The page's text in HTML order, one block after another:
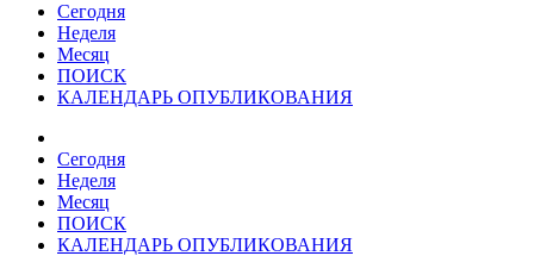
Сегодня
Неделя
Месяц
ПОИСК
КАЛЕНДАРЬ ОПУБЛИКОВАНИЯ
Сегодня
Неделя
Месяц
ПОИСК
КАЛЕНДАРЬ ОПУБЛИКОВАНИЯ